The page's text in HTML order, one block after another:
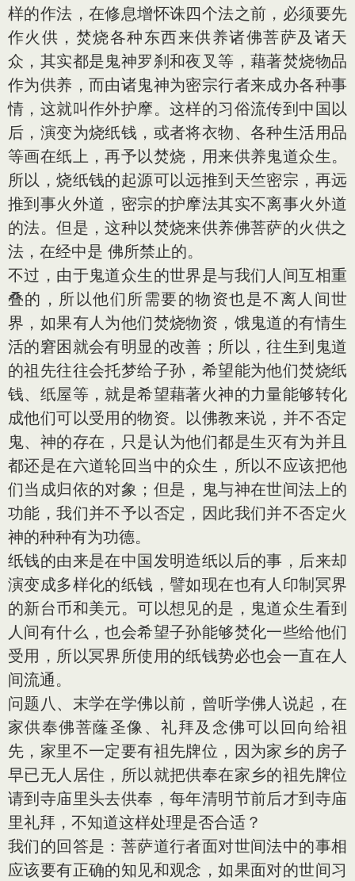
样的作法，在修息增怀诛四个法之前，必须要先
作火供，焚烧各种东西来供养诸佛菩萨及诸天
众，其实都是鬼神罗刹和夜叉等，藉著焚烧物品
作为供养，而由诸鬼神为密宗行者来成办各种事
情，这就叫作外护摩。这样的习俗流传到中国以
后，演变为烧纸钱，或者将衣物、各种生活用品
等画在纸上，再予以焚烧，用来供养鬼道众生。
所以，烧纸钱的起源可以远推到天竺密宗，再远
推到事火外道，密宗的护摩法其实不离事火外道
的法。但是，这种以焚烧来供养佛菩萨的火供之
法，在经中是 佛所禁止的。
不过，由于鬼道众生的世界是与我们人间互相重
叠的，所以他们所需要的物资也是不离人间世
界，如果有人为他们焚烧物资，饿鬼道的有情生
活的窘困就会有明显的改善；所以，往生到鬼道
的祖先往往会托梦给子孙，希望能为他们焚烧纸
钱、纸屋等，就是希望藉著火神的力量能够转化
成他们可以受用的物资。以佛教来说，并不否定
鬼、神的存在，只是认为他们都是生灭有为并且
都还是在六道轮回当中的众生，所以不应该把他
们当成归依的对象；但是，鬼与神在世间法上的
功能，我们并不予以否定，因此我们并不否定火
神的种种有为功德。
纸钱的由来是在中国发明造纸以后的事，后来却
演变成多样化的纸钱，譬如现在也有人印制冥界
的新台币和美元。可以想见的是，鬼道众生看到
人间有什么，也会希望子孙能够焚化一些给他们
受用，所以冥界所使用的纸钱势必也会一直在人
间流通。
问题八、末学在学佛以前，曾听学佛人说起，在
家供奉佛菩蕯圣像、礼拜及念佛可以回向给袓
先，家里不一定要有袓先牌位，因为家乡的房子
早已无人居住，所以就把供奉在家乡的袓先牌位
请到寺庙里头去供奉，每年清明节前后才到寺庙
里礼拜，不知道这样处理是否合适？
我们的回答是：菩萨道行者面对世间法中的事相
应该要有正确的知见和观念，如果面对的世间习